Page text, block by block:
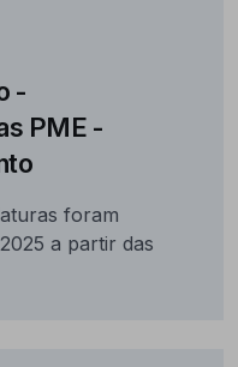
-
PME -
foram
a partir das